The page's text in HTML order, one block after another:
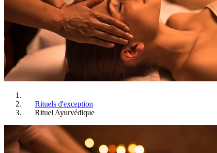
Rituels d'exception
Rituel Ayurvédique